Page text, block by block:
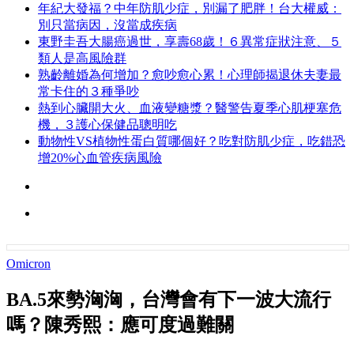
年紀大發福？中年防肌少症，別漏了肥胖！台大權威：
別只當病因，沒當成疾病
東野圭吾大腸癌過世，享壽68歲！６異常症狀注意、５
類人是高風險群
熟齡離婚為何增加？愈吵愈心累！心理師揭退休夫妻最
常卡住的３種爭吵
熱到心臟開大火、血液變糖漿？醫警告夏季心肌梗塞危
機，３護心保健品聰明吃
動物性VS植物性蛋白質哪個好？吃對防肌少症，吃錯恐
增20%心血管疾病風險
Omicron
BA.5來勢洶洶，台灣會有下一波大流行
嗎？陳秀熙：應可度過難關